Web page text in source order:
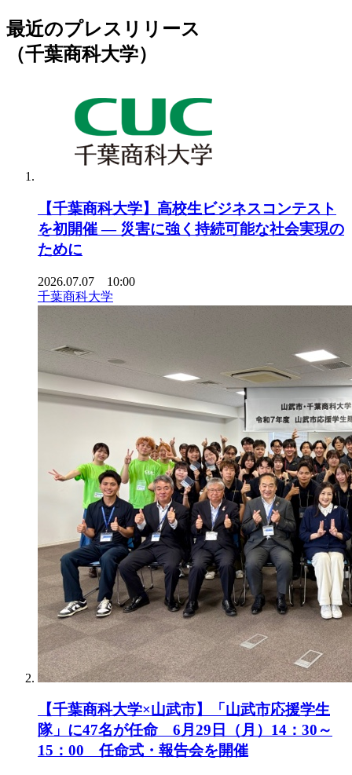
最近のプレスリリース
（千葉商科大学）
【千葉商科大学】高校生ビジネスコンテスト
を初開催 ― 災害に強く持続可能な社会実現の
ために
2026.07.07 10:00
千葉商科大学
【千葉商科大学×山武市】「山武市応援学生
隊」に47名が任命 6月29日（月）14：30～
15：00 任命式・報告会を開催